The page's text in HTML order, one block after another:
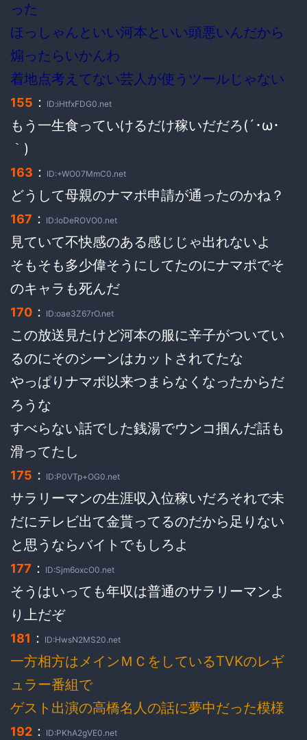
った
ほっしゃんといい河本といい頭悪いんだから
煽ったらいかんわ
着地点考えてない芸人が使うツールじゃない
155 ： ID:iHtfxFDG0.net
もう一生食っていけるだけ稼いだだろ(´･ω･
｀)
163 ： ID:+WO07MmC0.net
どうして母親のナマポ申請が通ったのかね？
167 ： ID:loDeROVO0.net
見ていて不快感のある感じじゃ出れないよ
そもそも多少偉そうにしてたのにナマポでそ
のキャラも死んだ
170 ： ID:oae3Z67rO.net
この放送見たけど河本の服に辛子がついてい
るのにそのシーンはカットされてたな
やっぱりナマポ以来つまらなくなったからだ
ろうな
すべらない話でした銭湯でウンコ掴んだ話も
滑ってたし
175 ： ID:P0VTp+OG0.net
サラリーマンの生涯収入位稼いだろそれで未
だにテレビ出て金貰ってるのだから足りない
と思うならバイトでもしろよ
177 ： ID:Sjm6oxcO0.net
そうはいっても年収は普通のサラリーマンよ
り上だぞ
181 ： ID:HwsN2MS20.net
一方相方はメインＭＣをしているTVKのレギ
ュラー番組で
ゲスト出演の高橋名人の話に夢中だった模様
192 ： ID:PKhA2gVE0.net